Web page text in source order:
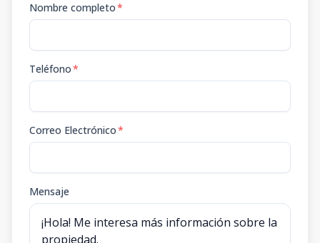
Nombre completo*
Teléfono*
Correo Electrónico*
Mensaje